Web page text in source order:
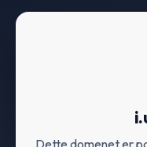
Dette domenet er